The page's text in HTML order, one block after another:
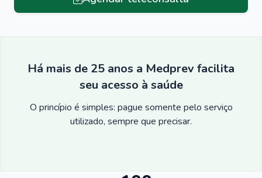
Há mais de 25 anos a Medprev facilita
seu acesso à saúde
O princípio é simples: pague somente pelo serviço
utilizado, sempre que precisar.